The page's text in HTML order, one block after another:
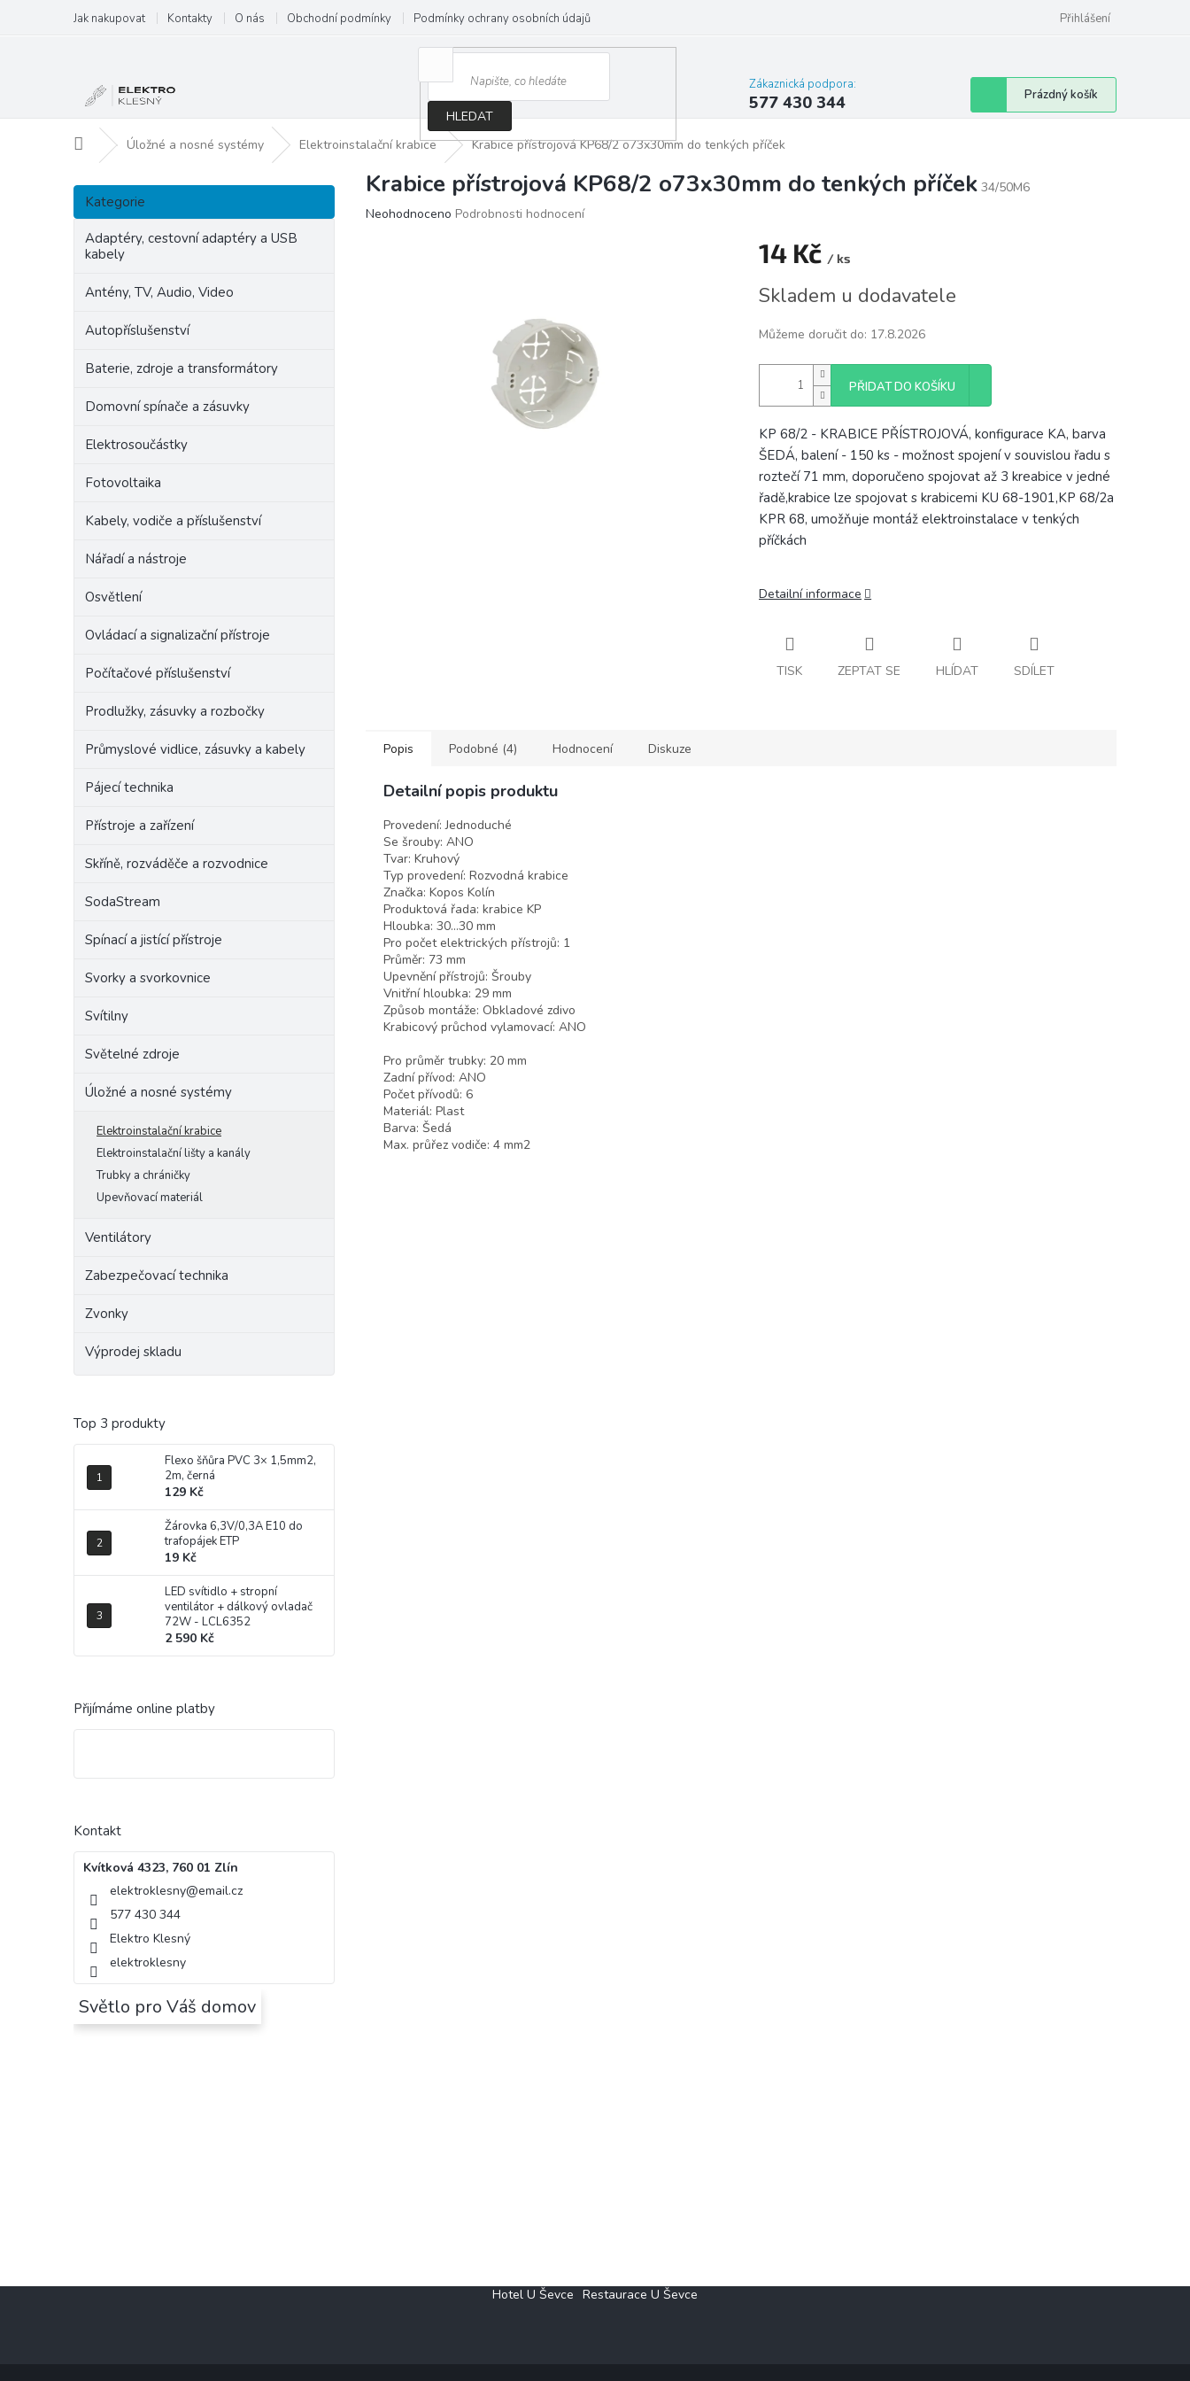
obsah
Jak nakupovat Kontakty O nás Obchodní podmínky Podmínky ochrany osobních údajů Přihlášení
HLEDAT
Zákaznická podpora:
577 430 344
Nákupní
košík
Prázdný košík
Domů Úložné a nosné systémy Elektroinstalační krabice Krabice přístrojová KP68/2 o73x30mm do tenkých příček
P
s
Přeskočit
kategorie
Kategorie
Adaptéry, cestovní adaptéry a USB
kabely
Antény, TV, Audio, Video
Autopříslušenství
Baterie, zdroje a transformátory
Domovní spínače a zásuvky
Elektrosoučástky
Fotovoltaika
Kabely, vodiče a příslušenství
Nářadí a nástroje
Osvětlení
Ovládací a signalizační přístroje
Počítačové příslušenství
Prodlužky, zásuvky a rozbočky
Průmyslové vidlice, zásuvky a kabely
Pájecí technika
Přístroje a zařízení
Skříně, rozváděče a rozvodnice
SodaStream
Spínací a jistící přístroje
Svorky a svorkovnice
Svítilny
Světelné zdroje
Úložné a nosné systémy
Elektroinstalační krabice
Elektroinstalační lišty a kanály
Trubky a chráničky
Upevňovací materiál
Ventilátory
Zabezpečovací technika
Zvonky
Výprodej skladu
Top 3 produkty
Flexo šňůra PVC 3× 1,5mm2,
2m, černá
129 Kč
Žárovka 6,3V/0,3A E10 do
trafopájek ETP
19 Kč
LED svítidlo + stropní
ventilátor + dálkový ovladač
72W - LCL6352
2 590 Kč
Přijímáme online platby
Kontakt
Kvítková 4323, 760 01 Zlín
elektroklesny@email.cz
577 430 344
Elektro Klesný
elektroklesny
Světlo pro Váš domov
Krabice přístrojová KP68/2 o73x30mm do tenkých příček 34/50M6
Průměrné
Neohodnoceno Podrobnosti hodnocení
14 Kč / ks
cena:
Skladem u dodavatele
Můžeme doručit do: 17.8.2026
PŘIDAT DO KOŠÍKU
KP 68/2 - KRABICE PŘÍSTROJOVÁ, konfigurace KA, barva
ŠEDÁ, balení - 150 ks - možnost spojení v souvislou řadu s
roztečí 71 mm, doporučeno spojovat až 3 kreabice v jedné
řadě,krabice lze spojovat s krabicemi KU 68-1901,KP 68/2a
KPR 68, umožňuje montáž elektroinstalace v tenkých
příčkách
Detailní informace
TISK ZEPTAT SE HLÍDAT SDÍLET
Popis Podobné (4) Hodnocení Diskuze
Detailní popis produktu
Provedení:Jednoduché
Se šrouby: ANO
Tvar: Kruhový
Typ provedení: Rozvodná krabice
Značka: Kopos Kolín
Produktová řada: krabice KP
Hloubka: 30...30 mm
Pro počet elektrických přístrojů: 1
Průměr: 73 mm
Upevnění přístrojů: Šrouby
Vnitřní hloubka: 29 mm
Způsob montáže: Obkladové zdivo
Krabicový průchod vylamovací: ANO
Pro průměr trubky: 20 mm
Zadní přívod: ANO
Počet přívodů: 6
Materiál: Plast
Barva: Šedá
Max. průřez vodiče: 4 mm2
Hotel U Ševce Restaurace U Ševce